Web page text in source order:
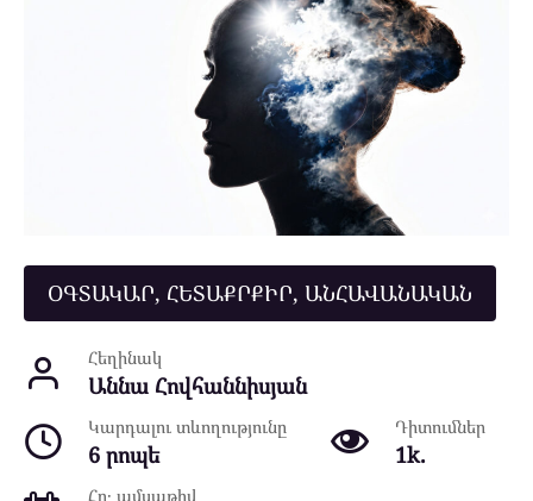
ՕԳՏԱԿԱՐ, ՀԵՏԱՔՐՔԻՐ, ԱՆՀԱՎԱՆԱԿԱՆ
Հեղինակ
Աննա Հովհաննիսյան
Կարդալու տևողությունը
6 րոպե
Դիտումներ
1k.
Հր․ ամսաթիվ